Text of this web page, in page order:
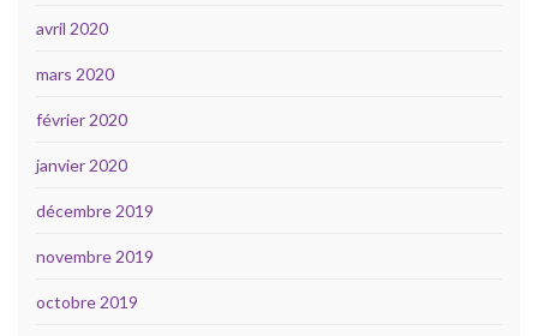
avril 2020
mars 2020
février 2020
janvier 2020
décembre 2019
novembre 2019
octobre 2019